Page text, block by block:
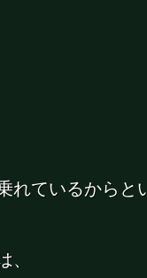
ているからと
、